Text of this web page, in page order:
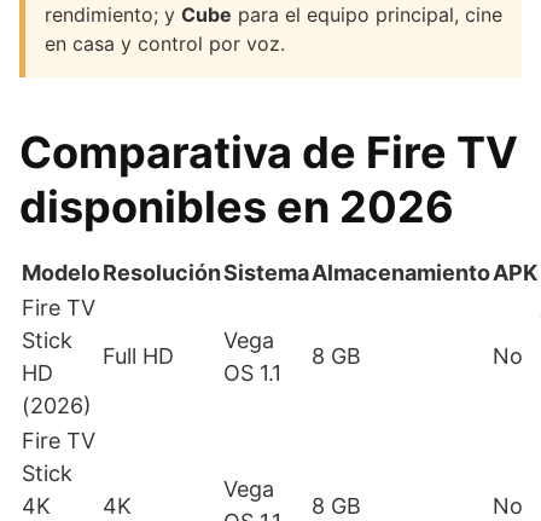
rendimiento; y Cube para el equipo principal, cine
en casa y control por voz.
Comparativa de Fire TV
disponibles en 2026
ModeloResoluciónSistemaAlmacenamientoAPK
Fire TV
Stick
HD
(2026)
Full HD
Vega
OS 1.1
8 GB No
Fire TV
Stick
4K
4K
Vega
8 GB No